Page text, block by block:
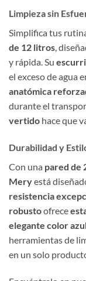
Limpieza sin
Simplifica tus
de 12 litros,
y rápida. Su
el exceso de agua
anatómica
durante el
vertido hace que
Durabilidad y
Con una pared de
Meryestá
resistencia
robustoofrece
elegante color
herramientas de
en un solo